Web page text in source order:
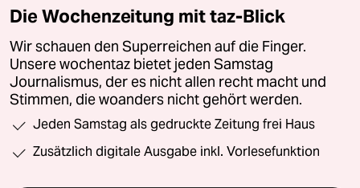
Die Wochenzeitung mit taz-Blick
Wir schauen den Superreichen auf die Finger.
Unsere wochentaz bietet jeden Samstag
Journalismus, der es nicht allen recht macht und
Stimmen, die woanders nicht gehört werden.
Jeden Samstag als gedruckte Zeitung frei Haus
Zusätzlich digitale Ausgabe inkl. Vorlesefunktion